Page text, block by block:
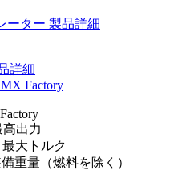
ーター 製品詳細
詳細
Factory
高出力
最大トルク
重量（燃料を除く）